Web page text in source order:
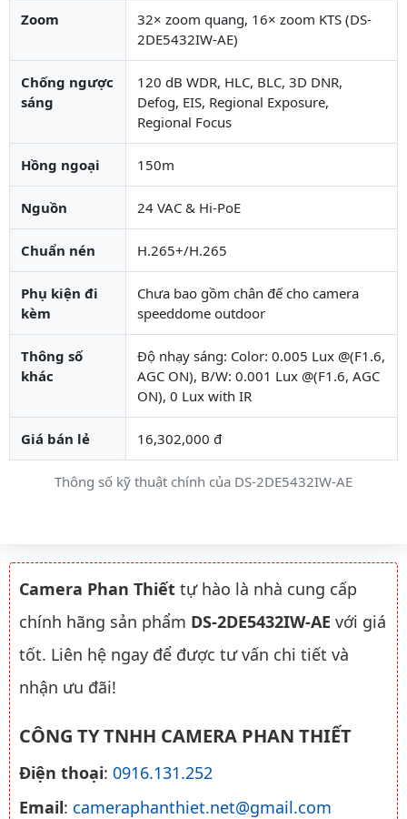
Thông số kỹ thuật chính của DS-2DE5432IW-AE
Zoom
32× zoom quang, 16× zoom KTS (DS-
2DE5432IW-AE)
Chống ngược
sáng
120 dB WDR, HLC, BLC, 3D DNR,
Defog, EIS, Regional Exposure,
Regional Focus
Hồng ngoại 150m
Nguồn 24 VAC & Hi-PoE
Chuẩn nén H.265+/H.265
Phụ kiện đi
kèm
Chưa bao gồm chân đế cho camera
speeddome outdoor
Thông số
khác
Độ nhạy sáng: Color: 0.005 Lux @(F1.6,
AGC ON), B/W: 0.001 Lux @(F1.6, AGC
ON), 0 Lux with IR
Giá bán lẻ 16,302,000 đ
Camera Phan Thiết tự hào là nhà cung cấp
chính hãng sản phẩm DS-2DE5432IW-AE với giá
tốt. Liên hệ ngay để được tư vấn chi tiết và
nhận ưu đãi!
CÔNG TY TNHH CAMERA PHAN THIẾT
Điện thoại: 0916.131.252
Email: cameraphanthiet.net@gmail.com